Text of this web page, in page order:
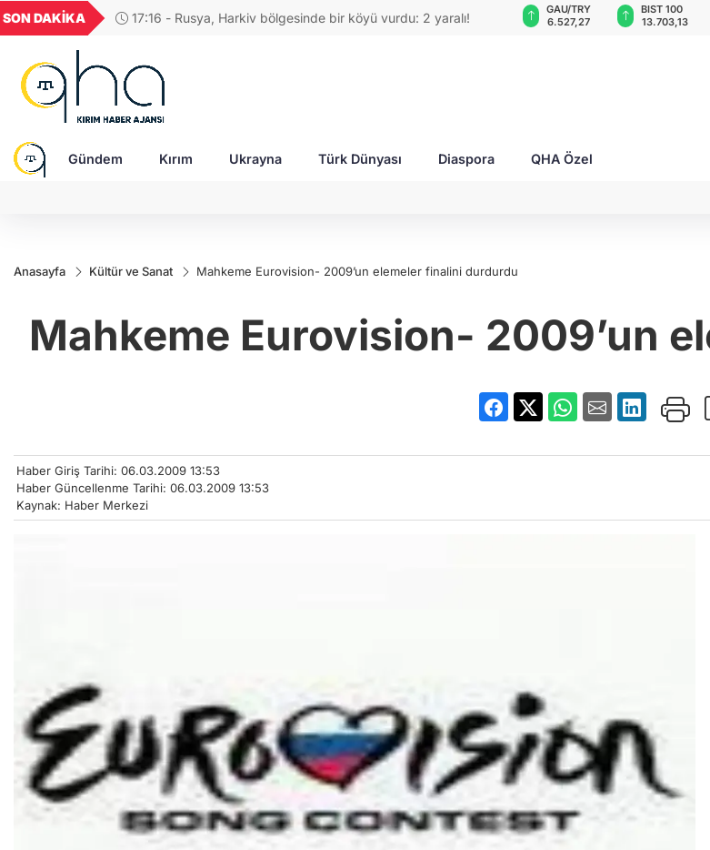
SON DAKİKA 17:16 - Rusya, Harkiv bölgesinde bir köyü vurdu: 2 yaralı!
UYU
1,1855
18,1978
16,2469
28,0626
0,0018
GAU/TRY
6.527,27
BIST 100
13.703,13
Gündem Kırım Ukrayna Türk Dünyası Diaspora QHA Özel
Anasayfa Kültür ve Sanat Mahkeme Eurovision- 2009’un elemeler finalini durdurdu
Mahkeme Eurovision- 2009’un
Haber Giriş Tarihi: 06.03.2009 13:53
Haber Güncellenme Tarihi: 06.03.2009 13:53
Kaynak: Haber Merkezi